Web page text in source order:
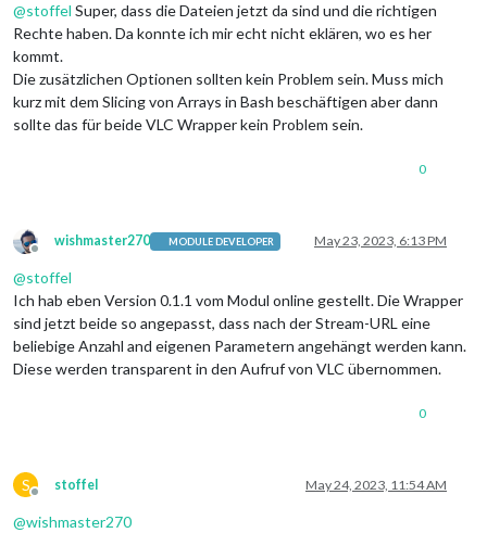
@stoffel Super, dass die Dateien jetzt da sind und die richtigen
Rechte haben. Da konnte ich mir echt nicht eklären, wo es her
kommt.
Die zusätzlichen Optionen sollten kein Problem sein. Muss mich
kurz mit dem Slicing von Arrays in Bash beschäftigen aber dann
sollte das für beide VLC Wrapper kein Problem sein.
0
Offline
wishmaster270 MODULE DEVELOPER May 23, 2023, 6:13 PM
@stoffel
Ich hab eben Version 0.1.1 vom Modul online gestellt. Die Wrapper
sind jetzt beide so angepasst, dass nach der Stream-URL eine
beliebige Anzahl and eigenen Parametern angehängt werden kann.
Diese werden transparent in den Aufruf von VLC übernommen.
0
S
Offline
stoffel May 24, 2023, 11:54 AM
@wishmaster270